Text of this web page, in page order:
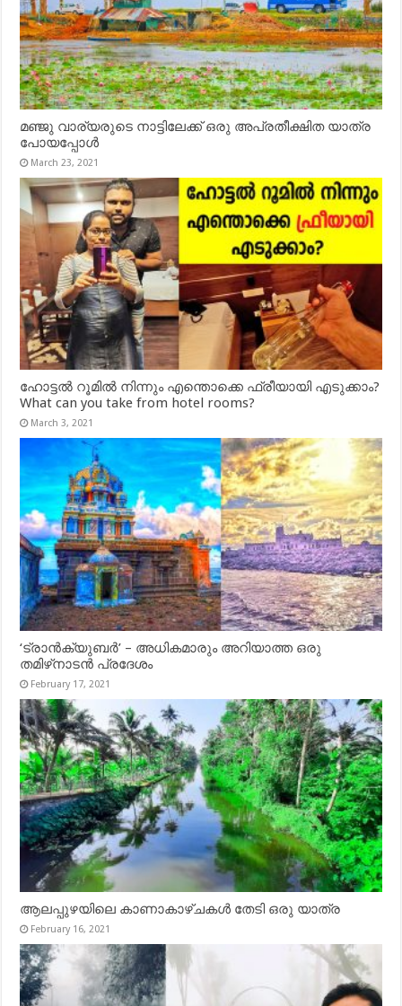
മഞ്ജു വാര്യരുടെ നാട്ടിലേക്ക് ഒരു അപ്രതീക്ഷിത യാത്ര
പോയപ്പോൾ
March 23, 2021
ഹോട്ടൽ റൂമിൽ നിന്നും എന്തൊക്കെ ഫ്രീയായി എടുക്കാം?
What can you take from hotel rooms?
March 3, 2021
‘ട്രാൻക്യുബർ’ – അധികമാരും അറിയാത്ത ഒരു
തമിഴ്‌നാടൻ പ്രദേശം
February 17, 2021
ആലപ്പുഴയിലെ കാണാകാഴ്ചകൾ തേടി ഒരു യാത്ര
February 16, 2021